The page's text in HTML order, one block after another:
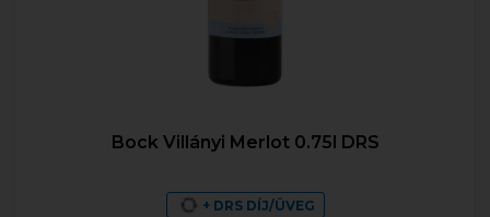
Bock Villányi Merlot 0.75l DRS
+ DRS DÍJ/ÜVEG